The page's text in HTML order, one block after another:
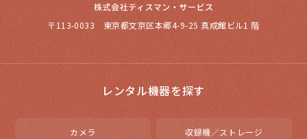
〒113-0033 東京都文京区本郷4-9-25 真成館ビル1 階
レンタル機器を探す
カメラ 収録機／ストレージ